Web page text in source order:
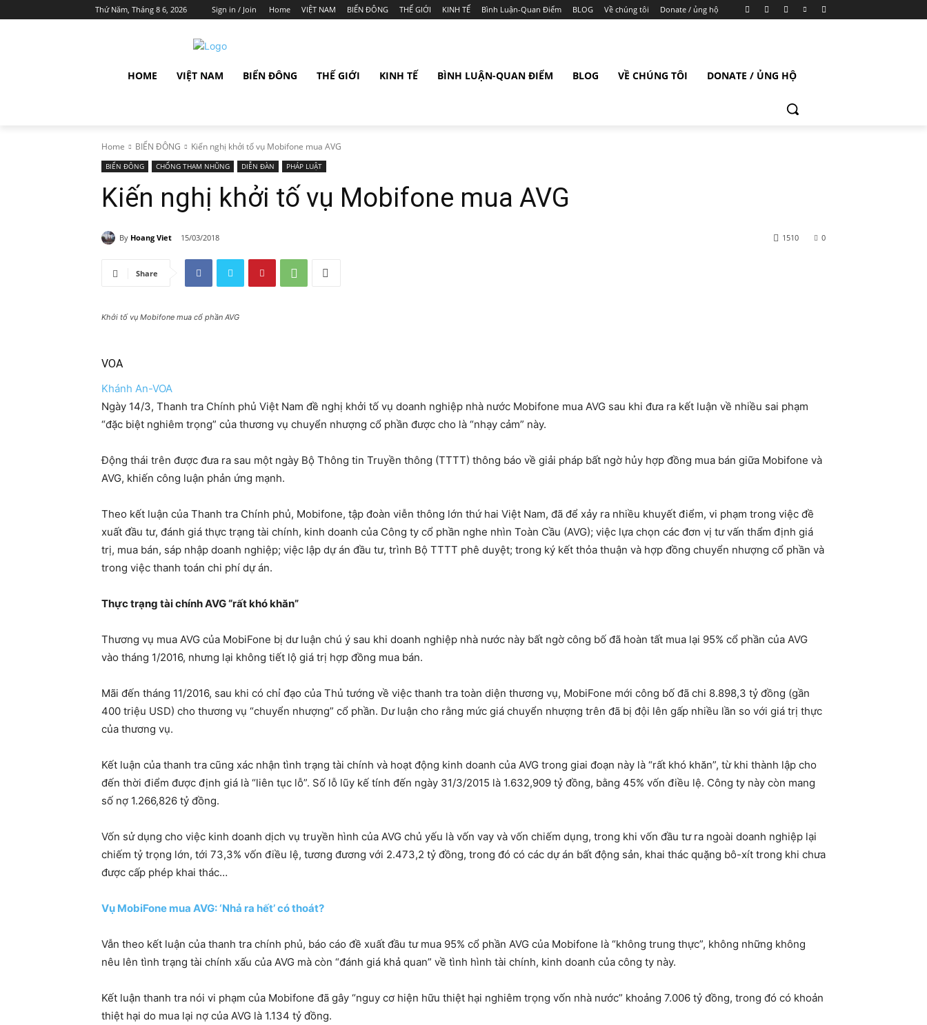
Thứ Năm, Tháng 8 6, 2026 Sign in / Join Home VIỆT NAM BIỂN ĐÔNG THẾ GIỚI KINH TẾ Bình Luận-Quan Điểm BLOG Về chúng tôi Donate / ủng hộ
HOME VIỆT NAM BIỂN ĐÔNG THẾ GIỚI KINH TẾ BÌNH LUẬN-QUAN ĐIỂM BLOG VỀ CHÚNG TÔI DONATE / ỦNG HỘ
Home BIỂN ĐÔNG Kiến nghị khởi tố vụ Mobifone mua AVG
BIỂN ĐÔNG CHỐNG THAM NHŨNG DIỄN ĐÀN PHÁP LUẬT
Kiến nghị khởi tố vụ Mobifone mua AVG
By Hoang Viet 15/03/2018 0
1510
Share
Khởi tố vụ Mobifone mua cổ phần AVG
VOA
Khánh An-VOA
Ngày 14/3, Thanh tra Chính phủ Việt Nam đề nghị khởi tố vụ doanh nghiệp nhà nước Mobifone mua AVG sau khi đưa ra kết luận về nhiều sai phạm
“đặc biệt nghiêm trọng” của thương vụ chuyển nhượng cổ phần được cho là “nhạy cảm” này.
Động thái trên được đưa ra sau một ngày Bộ Thông tin Truyền thông (TTTT) thông báo về giải pháp bất ngờ hủy hợp đồng mua bán giữa Mobifone và
AVG, khiến công luận phản ứng mạnh.
Theo kết luận của Thanh tra Chính phủ, Mobifone, tập đoàn viễn thông lớn thứ hai Việt Nam, đã để xảy ra nhiều khuyết điểm, vi phạm trong việc đề
xuất đầu tư, đánh giá thực trạng tài chính, kinh doanh của Công ty cổ phần nghe nhìn Toàn Cầu (AVG); việc lựa chọn các đơn vị tư vấn thẩm định giá
trị, mua bán, sáp nhập doanh nghiệp; việc lập dự án đầu tư, trình Bộ TTTT phê duyệt; trong ký kết thỏa thuận và hợp đồng chuyển nhượng cổ phần và
trong việc thanh toán chi phí dự án.
Thực trạng tài chính AVG “rất khó khăn”
Thương vụ mua AVG của MobiFone bị dư luận chú ý sau khi doanh nghiệp nhà nước này bất ngờ công bố đã hoàn tất mua lại 95% cổ phần của AVG
vào tháng 1/2016, nhưng lại không tiết lộ giá trị hợp đồng mua bán.
Mãi đến tháng 11/2016, sau khi có chỉ đạo của Thủ tướng về việc thanh tra toàn diện thương vụ, MobiFone mới công bố đã chi 8.898,3 tỷ đồng (gần
400 triệu USD) cho thương vụ “chuyển nhượng” cổ phần. Dư luận cho rằng mức giá chuyển nhượng trên đã bị đội lên gấp nhiều lần so với giá trị thực
của thương vụ.
Kết luận của thanh tra cũng xác nhận tình trạng tài chính và hoạt động kinh doanh của AVG trong giai đoạn này là “rất khó khăn”, từ khi thành lập cho
đến thời điểm được định giá là “liên tục lỗ”. Số lỗ lũy kế tính đến ngày 31/3/2015 là 1.632,909 tỷ đồng, bằng 45% vốn điều lệ. Công ty này còn mang
số nợ 1.266,826 tỷ đồng.
Vốn sử dụng cho việc kinh doanh dịch vụ truyền hình của AVG chủ yếu là vốn vay và vốn chiếm dụng, trong khi vốn đầu tư ra ngoài doanh nghiệp lại
chiếm tỷ trọng lớn, tới 73,3% vốn điều lệ, tương đương với 2.473,2 tỷ đồng, trong đó có các dự án bất động sản, khai thác quặng bô-xít trong khi chưa
được cấp phép khai thác…
Vụ MobiFone mua AVG: ‘Nhả ra hết’ có thoát?
Vẫn theo kết luận của thanh tra chính phủ, báo cáo đề xuất đầu tư mua 95% cổ phần AVG của Mobifone là “không trung thực”, không những không
nêu lên tình trạng tài chính xấu của AVG mà còn “đánh giá khả quan” về tình hình tài chính, kinh doanh của công ty này.
Kết luận thanh tra nói vi phạm của Mobifone đã gây “nguy cơ hiện hữu thiệt hại nghiêm trọng vốn nhà nước” khoảng 7.006 tỷ đồng, trong đó có khoản
thiệt hại do mua lại nợ của AVG là 1.134 tỷ đồng.